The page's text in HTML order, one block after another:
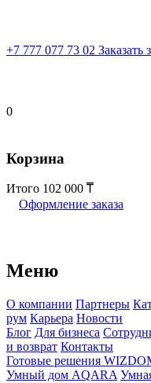
+7 777 077 73 02 Заказать
0
Корзина
Итого 102 000
Оформление заказа
Меню
О компании Партнеры
рум Карьера Новости
Блог Для бизнеса
и возврат Контакты
Готовые решения
Умный дом AQARA